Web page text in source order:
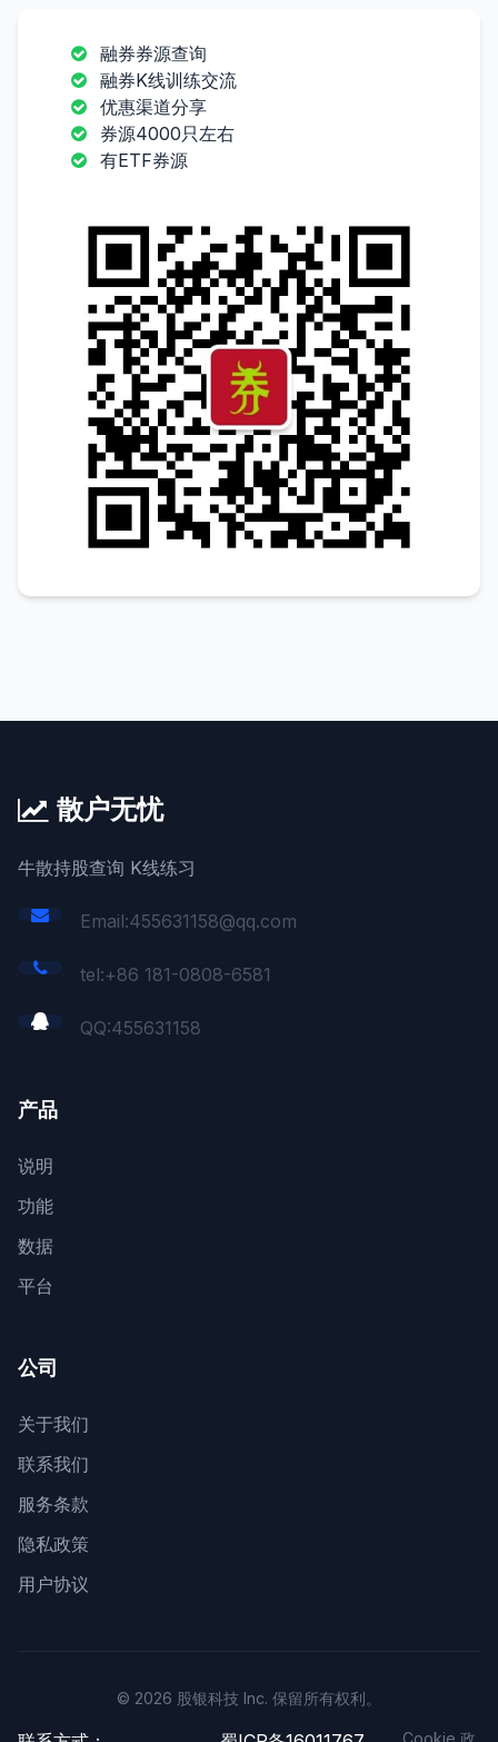
融券券源查询
融券K线训练交流
优惠渠道分享
券源4000只左右
有ETF券源
散户无忧
牛散持股查询 K线练习
Email:455631158@qq.com
tel:+86 181-0808-6581
QQ:455631158
产品
说明
功能
数据
平台
公司
关于我们
联系我们
服务条款
隐私政策
用户协议
© 2026 股银科技 Inc. 保留所有权利。
Cookie 政